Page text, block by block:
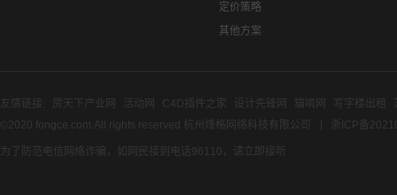
定价策略
其他方案
友情链接: 房天下产业网 活动网 C4D插件之家 设计先锋网 猫啃网 写字楼出租
©2020 fongce.com.All rights reserved 杭州烽格网络科技有限公司
浙ICP备
为了防范电信网络诈骗，如网民接到电话96110，请立即接听